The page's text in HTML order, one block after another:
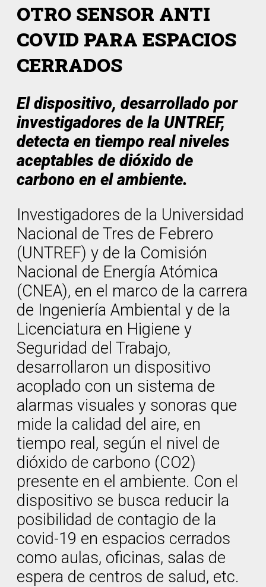
OTRO SENSOR ANTI
COVID PARA ESPACIOS
CERRADOS
El dispositivo, desarrollado por
investigadores de la UNTREF,
detecta en tiempo real niveles
aceptables de dióxido de
carbono en el ambiente.
Investigadores de la Universidad
Nacional de Tres de Febrero
(UNTREF) y de la Comisión
Nacional de Energía Atómica
(CNEA), en el marco de la carrera
de Ingeniería Ambiental y de la
Licenciatura en Higiene y
Seguridad del Trabajo,
desarrollaron un dispositivo
acoplado con un sistema de
alarmas visuales y sonoras que
mide la calidad del aire, en
tiempo real, según el nivel de
dióxido de carbono (CO2)
presente en el ambiente. Con el
dispositivo se busca reducir la
posibilidad de contagio de la
covid-19 en espacios cerrados
como aulas, oficinas, salas de
espera de centros de salud, etc.